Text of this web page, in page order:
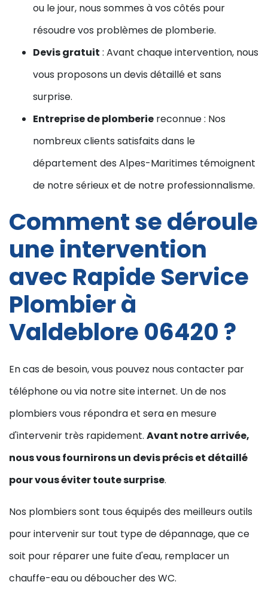
ou le jour, nous sommes à vos côtés pour
résoudre vos problèmes de plomberie.
Devis gratuit : Avant chaque intervention, nous
vous proposons un devis détaillé et sans
surprise.
Entreprise de plomberie reconnue : Nos
nombreux clients satisfaits dans le
département des Alpes-Maritimes témoignent
de notre sérieux et de notre professionnalisme.
Comment se déroule
une intervention
avec Rapide Service
Plombier à
Valdeblore 06420 ?
En cas de besoin, vous pouvez nous contacter par
téléphone ou via notre site internet. Un de nos
plombiers vous répondra et sera en mesure
d'intervenir très rapidement. Avant notre arrivée,
nous vous fournirons un devis précis et détaillé
pour vous éviter toute surprise.
Nos plombiers sont tous équipés des meilleurs outils
pour intervenir sur tout type de dépannage, que ce
soit pour réparer une fuite d'eau, remplacer un
chauffe-eau ou déboucher des WC.